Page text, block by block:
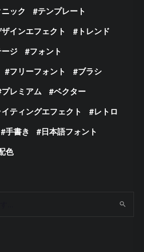
ック
テンプレート
インエフェクト
トレンド
ジ
フォント
フリーフォント
ブラシ
プレミアム
ベクター
ティングエフェクト
レトロ
手書き
日本語フォント
色